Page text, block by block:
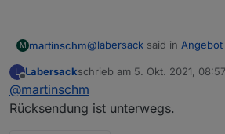
M martinschm@labersack said in Angebot
Es scheint wohl nur der
Hi@ Labersack, tausend
L
Offline
Labersackschrieb am 5. Okt. 2021, 08:57
zuletzt editiert von
@martinschm
Rücksendung ist unterwegs.